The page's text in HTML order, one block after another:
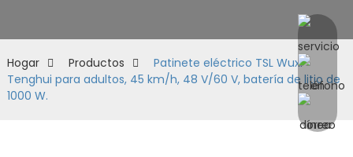
Hogar Productos
Patinete eléctrico TSL Wuxi
Tenghui para adultos, 45 km/h, 48 V/60 V, batería de litio de
1000 W.